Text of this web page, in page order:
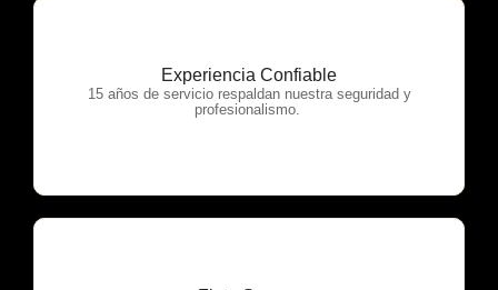
Experiencia Confiable
15 años de servicio respaldan nuestra seguridad y
profesionalismo.
OTP Servicios